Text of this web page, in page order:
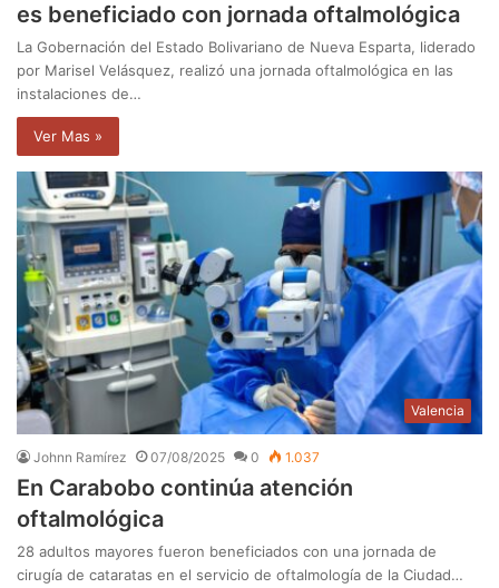
es beneficiado con jornada oftalmológica
La Gobernación del Estado Bolivariano de Nueva Esparta, liderado
por Marisel Velásquez, realizó una jornada oftalmológica en las
instalaciones de…
Ver Mas »
Valencia
Johnn Ramírez 07/08/2025 0 1.037
En Carabobo continúa atención
oftalmológica
28 adultos mayores fueron beneficiados con una jornada de
cirugía de cataratas en el servicio de oftalmología de la Ciudad…